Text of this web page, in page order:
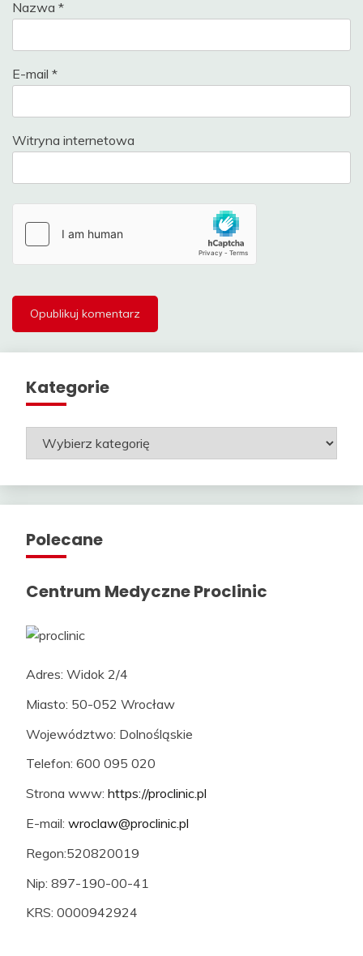
Nazwa *
E-mail *
Witryna internetowa
Kategorie
Kategorie
Polecane
Centrum Medyczne Proclinic
Adres: Widok 2/4
Miasto: 50-052 Wrocław
Województwo: Dolnośląskie
Telefon: 600 095 020
Strona www: https://proclinic.pl
E-mail: wroclaw@proclinic.pl
Regon:520820019
Nip: 897-190-00-41
KRS: 0000942924